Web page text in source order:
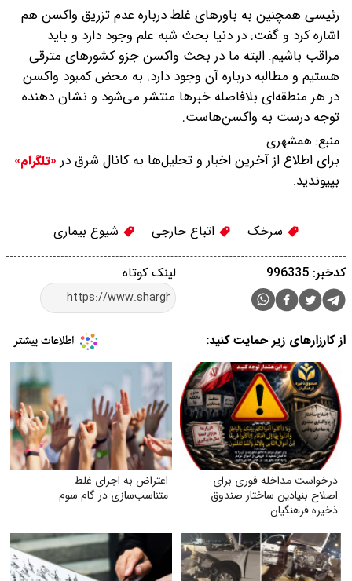
رئیسی همچنین به باورهای غلط درباره عدم تزریق واکسن هم
اشاره کرد و گفت: در دنیا بحث شبه علم وجود دارد و باید
مراقب باشیم. البته ما در بحث واکسن جزو کشورهای مترقی
هستیم و مطالبه درباره آن وجود دارد. به محض کمبود واکسن
در هر منطقه‌ای بلافاصله خبرها منتشر می‌شود و نشان دهنده
توجه درست به واکسن‌هاست.
منبع: همشهری
برای اطلاع از آخرین اخبار و تحلیل‌ها به کانال شرق در «تلگرام»
بپیوندید.
سرخک اتباع خارجی شیوع بیماری
لینک کوتاه کدخبر: 996335
از کارزارهای زیر حمایت کنید:
درخواست مداخله فوری برای
اصلاح بنیادین ساختار صندوق
ذخیره فرهنگیان
اعتراض به اجرای غلط
متناسب‌سازی در گام سوم